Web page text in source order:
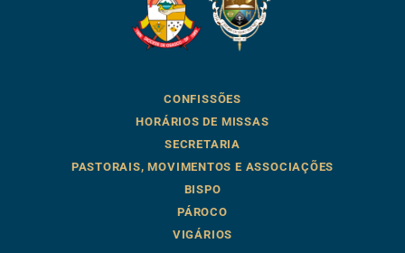
CONFISSÕES
HORÁRIOS DE MISSAS
SECRETARIA
PASTORAIS, MOVIMENTOS E ASSOCIAÇÕES
BISPO
PÁROCO
VIGÁRIOS